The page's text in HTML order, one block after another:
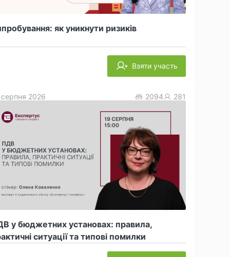
як уникнути ризиків
Взяти участь
у бюджетних установах: правила,
ситуації та типові помилки
2026 2094 281